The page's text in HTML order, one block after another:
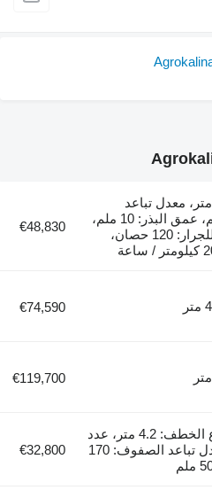
اتساع الخطف: 3 متر، معدل تباعد
الصفوف: 300 ملم، عمق البذر: 10 ملم،
القدرة المطلوبة للجرار: 120 حصان،
€48,830
€74,590
€119,700
سنة: 2024، اتساع الخطف: 4.2 متر، عدد
الصفوف: 24، معدل تباعد الصفوف: 170
€32,800